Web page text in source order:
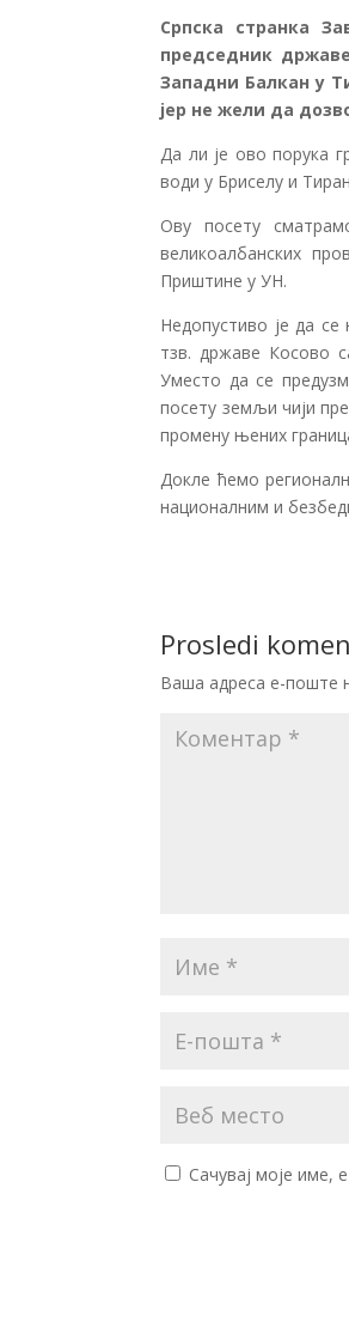
Српска странка
председник
Западни Балкан у
јер не жели да
Да ли је ово порука
води у Бриселу и
Ову посету
великоалбанских
Приштине у УН.
Недопустиво је да се
тзв. државе Косово
Уместо да се
посету земљи чији
промену њених
Докле ћемо
националним и
Prosledi
Ваша адреса е-поште
Сачувај моје име,